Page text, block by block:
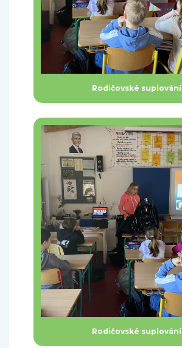
Rodičovské suplování
Rodičovské suplování